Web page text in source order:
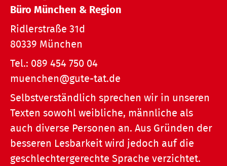
Büro München & Region
Ridlerstraße 31d
80339 München
Tel.: 089 454 750 04
muenchen@gute-tat.de
Selbstverständlich sprechen wir in unseren
Texten sowohl weibliche, männliche als
auch diverse Personen an. Aus Gründen der
besseren Lesbarkeit wird jedoch auf die
geschlechtergerechte Sprache verzichtet.